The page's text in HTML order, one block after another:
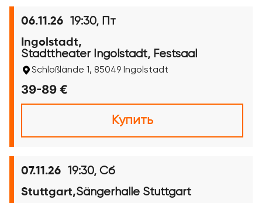
06.11.26 19:30, Пт
Ingolstadt,
Stadttheater Ingolstadt, Festsaal
Schloßlände 1, 85049 Ingolstadt
39-89 €
Купить
07.11.26 19:30, Сб
Stuttgart,Sängerhalle Stuttgart